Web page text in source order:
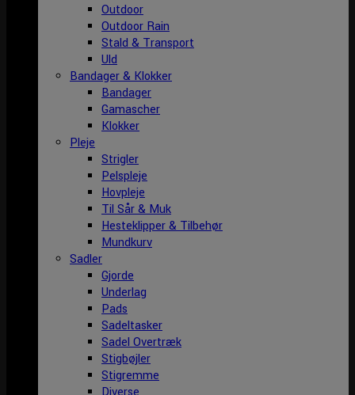
Outdoor
Outdoor Rain
Stald & Transport
Uld
Bandager & Klokker
Bandager
Gamascher
Klokker
Pleje
Strigler
Pelspleje
Hovpleje
Til Sår & Muk
Hesteklipper & Tilbehør
Mundkurv
Sadler
Gjorde
Underlag
Pads
Sadeltasker
Sadel Overtræk
Stigbøjler
Stigremme